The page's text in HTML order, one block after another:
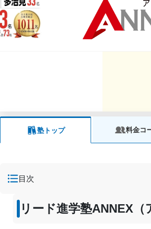
塾トップ 料金コ
目次
リード進学塾ANNEX